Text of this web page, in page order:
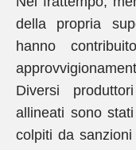
della propria
hanno
Diversi
allineati sono
colpiti da